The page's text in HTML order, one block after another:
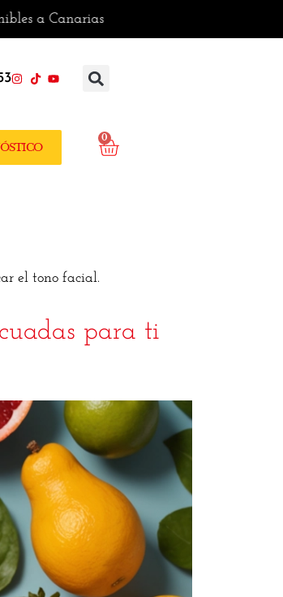
0
el tono facial.
para ti